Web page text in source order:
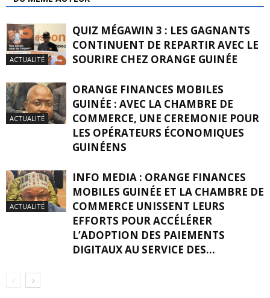
ACTUALITÉ
QUIZ MÉGAWIN 3 : LES GAGNANTS
CONTINUENT DE REPARTIR AVEC LE
SOURIRE CHEZ ORANGE GUINÉE
ACTUALITÉ
ORANGE FINANCES MOBILES
GUINÉE : AVEC LA CHAMBRE DE
COMMERCE, UNE CEREMONIE POUR
LES OPÉRATEURS ÉCONOMIQUES
GUINÉENS
ACTUALITÉ
INFO MEDIA : ORANGE FINANCES
MOBILES GUINÉE ET LA CHAMBRE DE
COMMERCE UNISSENT LEURS
EFFORTS POUR ACCÉLÉRER
L’ADOPTION DES PAIEMENTS
DIGITAUX AU SERVICE DES...